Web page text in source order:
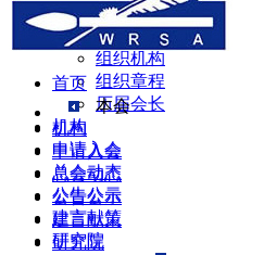
领导机构
理事会
组织机构
组织章程
历届会长
机构
申请入会
总会动态
公告公示
建言献策
研究院
首页
本会
机构
申请入会
总会动态
公告公示
建言献策
研究院